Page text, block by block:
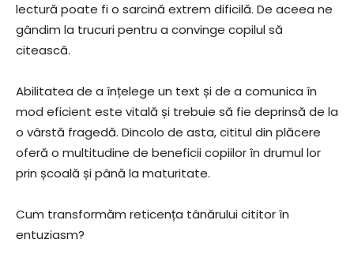
lectură poate fi o sarcină extrem dificilă. De aceea ne
gândim la trucuri pentru a convinge copilul să
citească.
Abilitatea de a înțelege un text și de a comunica în
mod eficient este vitală și trebuie să fie deprinsă de la
o vârstă fragedă. Dincolo de asta, cititul din plăcere
oferă o multitudine de beneficii copiilor în drumul lor
prin școală și până la maturitate.
Cum transformăm reticența tânărului cititor în
entuziasm?